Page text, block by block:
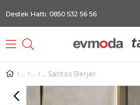
Destek Hattı: 0850 532 56 56
Santos Berjer